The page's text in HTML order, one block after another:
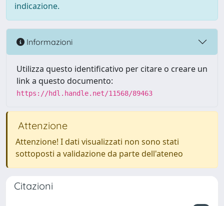
indicazione.
Informazioni
Utilizza questo identificativo per citare o creare un
link a questo documento:
https://hdl.handle.net/11568/89463
Attenzione
Attenzione! I dati visualizzati non sono stati
sottoposti a validazione da parte dell'ateneo
Citazioni